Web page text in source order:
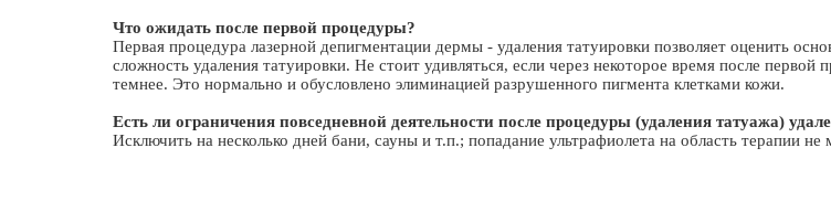
Что ожидать после первой процедуры?
Первая процедура лазерной депигментации дермы - удаления татуировки позволяет оценить
сложность удаления татуировки. Не стоит удивляться, если через некоторое время после первой
темнее. Это нормально и обусловлено элиминацией разрушенного пигмента клетками кожи.
Есть ли ограничения повседневной деятельности после процедуры (удаления татуажа)
Исключить на несколько дней бани, сауны и т.п.; попадание ультрафиолета на область терапии не